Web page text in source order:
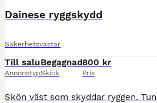
Dainese ryggskydd
Säkerhetsvästar
Till salu
Annonstyp
Begagnad
Skick
800 kr
Pris